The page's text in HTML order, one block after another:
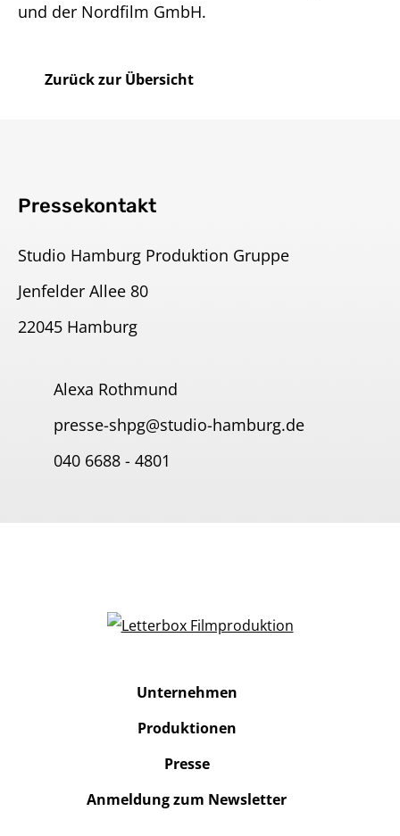
und der Nordfilm GmbH.
Zurück zur Übersicht
Pressekontakt
Studio Hamburg Produktion Gruppe
Jenfelder Allee 80
22045 Hamburg
Alexa Rothmund
presse-shpg@studio-hamburg.de
040 6688 - 4801
Unternehmen
Produktionen
Presse
Anmeldung zum Newsletter